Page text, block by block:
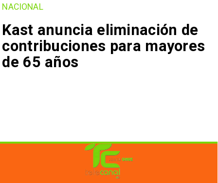
NACIONAL
Kast anuncia eliminación de
contribuciones para mayores
de 65 años